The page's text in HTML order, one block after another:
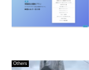
Others